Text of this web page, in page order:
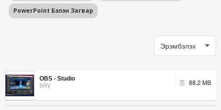
PowerPoint Бэлэн Загвар
OBS - Studio
billy
88.2 MB